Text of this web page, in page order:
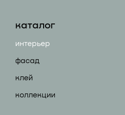
каталог
интерьер
фасад
клей
коллекции